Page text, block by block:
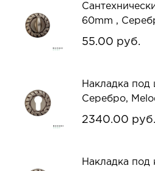
60mm ,
55.00 руб.
Накладка под
Серебро,
2340.00 руб.
Накладка под